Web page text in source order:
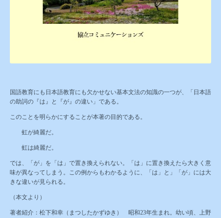
国語教育にも日本語教育にも欠かせない基本文法の知識の一つが、「日本語
の助詞の『は』と『が』の違い」である。
このことを明らかにすることが本著の目的である。
虹が綺麗だ。
虹は綺麗だ。
では、「が」を「は」で置き換えられない。「は」に置き換えたら大きく意
味が異なってしまう。この例からもわかるように、「は」と」「が」には大
きな違いが見られる。
（本文より）
著者紹介：松下和幸（まつしたかずゆき） 昭和23年生まれ。幼い頃、上野